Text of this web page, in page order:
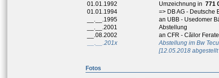
01.01.1992
Umzeichnung in 771
01.01.1994
=> DB AG - Deutsche
__.__.1995
an UBB - Usedomer
__.__.2001
Abstellung
__.08.2002
an CFR - Căilor
__.__.201x
Abstellung im Bw
[12.05.2018
Fotos